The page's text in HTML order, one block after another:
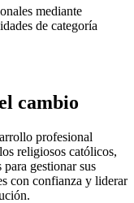
mediante
de categoría
cambio
profesional
religiosos católicos,
gestionar sus
con confianza y liderar